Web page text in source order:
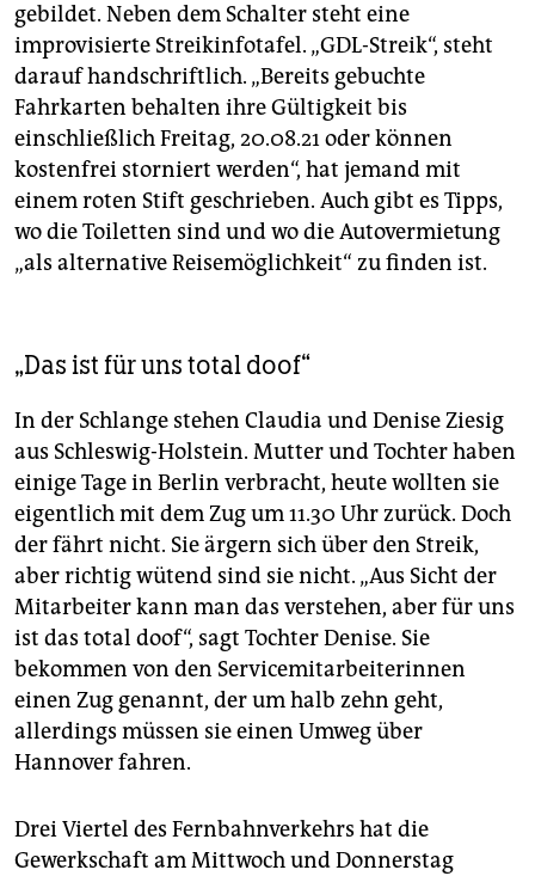
gebildet. Neben dem Schalter steht eine
improvisierte Streikinfotafel. „GDL-Streik“, steht
darauf handschriftlich. „Bereits gebuchte
Fahrkarten behalten ihre Gültigkeit bis
einschließlich Freitag, 20.08.21 oder können
kostenfrei storniert werden“, hat jemand mit
einem roten Stift geschrieben. Auch gibt es Tipps,
wo die Toiletten sind und wo die Autovermietung
„als alternative Reisemöglichkeit“ zu finden ist.
„Das ist für uns total doof“
In der Schlange stehen Claudia und Denise ­Ziesig
aus Schleswig-Holstein. Mutter und Tochter haben
einige Tage in Berlin verbracht, heute wollten sie
eigentlich mit dem Zug um 11.30 Uhr zurück. Doch
der fährt nicht. Sie ärgern sich über den Streik,
aber richtig wütend sind sie nicht. „Aus Sicht der
Mitarbeiter kann man das verstehen, aber für uns
ist das total doof“, sagt Tochter Denise. Sie
bekommen von den Servicemitarbeiterinnen
einen Zug genannt, der um halb zehn geht,
allerdings müssen sie einen Umweg über
Hannover fahren.
Drei Viertel des Fernbahnverkehrs hat die
Gewerkschaft am Mittwoch und Donnerstag